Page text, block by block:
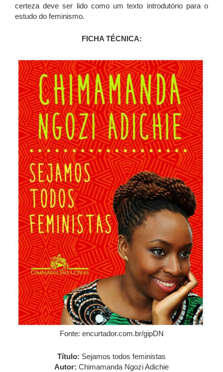
certeza deve ser lido como um texto introdutório para o
estudo do feminismo.
FICHA TÉCNICA:
Fonte: encurtador.com.br/gipDN
Título: Sejamos todos feministas
Autor: Chimamanda Ngozi Adichie